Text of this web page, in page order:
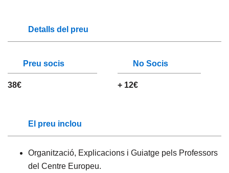
Detalls del preu
Preu socis
38€
No Socis
+ 12€
El preu inclou
Organització, Explicacions i Guiatge pels Professors
del Centre Europeu.